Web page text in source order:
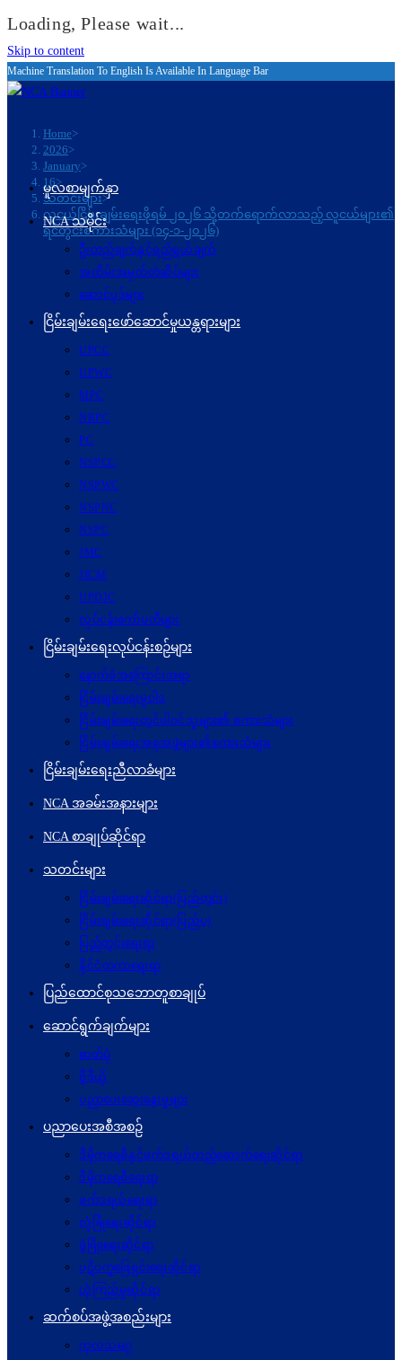
Loading, Please wait...
Skip to content
Machine Translation To English Is Available In Language Bar
Home>
2026>
January>
16>
သတင်းများ>
လူငယ်ငြိမ်းချမ်းရေးဖိုရမ် ၂၀၂၆ သို့တက်ရောက်လာသည့် လူငယ်များ၏
ရင်တွင်းစကားသံများ (၁၄-၁-၂၀၂၆)
မူလစာမျက်နှာ
NCA သမိုင်း
ဦးတည်ချက်နှင့်ရည်ရွယ်ချက်
အထိမ်းအမှတ်တံဆိပ်များ
ဆောင်ပုဒ်များ
ငြိမ်းချမ်းရေးဖော်‌ဆောင်မှုယန္တရားများ
UPCC
UPWC
MPC
NRPC
PC
NSPCC
NSPWC
NSPNC
NSPC
JMC
JICM
UPDJC
လုပ်ငန်းကော်မတီများ
ငြိမ်းချမ်းရေးလုပ်ငန်းစဉ်များ
နောက်ခံအကြောင်းအရာ
ငြိမ်းချမ်းရေးမူဝါဒ
ငြိမ်းချမ်းရေးတွင်ပါဝင်သူများ၏ စကားသံများ
ငြိမ်းချမ်းရေးအစုအဖွဲ့များ၏စကားသံများ
ငြိမ်းချမ်းရေးညီလာခံများ
NCA အခမ်းအနားများ
NCA စာချုပ်ဆိုင်ရာ
သတင်းများ
ငြိမ်းချမ်းရေးဆိုင်ရာ(ပြည်တွင်း)
ငြိမ်းချမ်းရေးဆိုင်ရာ(ပြည်ပ)
ပြည်တွင်းရေးရာ
နိုင်ငံတကာရေးရာ
ပြည်ထောင်စုသဘောတူစာချုပ်
ဆောင်ရွက်ချက်များ
ဓာတ်ပုံ
ဗွီဒီယို
ပညာပေးဆွေးနွေးမှုများ
ပညာပေးအစီအစဉ်
ဒီမိုကရေစီနှင့်ဖက်ဒရယ်တည်ဆောက်ရေးဆိုင်ရာ
ဒီမိုကရေစီရေးရာ
ဖက်ဒရယ်ရေးရာ
လုံခြုံရေးဆိုင်ရာ
ဖွံဖြိုးရေးဆိုင်ရာ
ပဋိပက္ခ‌ဖြေရှင်းရေးဆိုင်ရာ
ယုံကြည်မှုဆိုင်ရာ
ဆက်စပ်အဖွဲ့အစည်းများ
ကုလသမဂ္ဂ